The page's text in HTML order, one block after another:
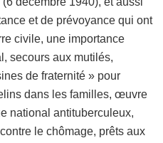
et de prévoyance qui ont
civile, une importance
secours aux mutilés,
de fraternité » pour
dans les familles, œuvre
national antituberculeux,
le chômage, prêts aux